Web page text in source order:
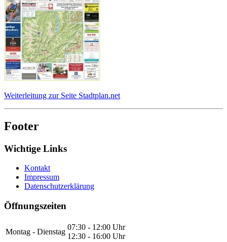
Weiterleitung zur Seite Stadtplan.net
Footer
Wichtige Links
Kontakt
Impressum
Datenschutzerklärung
Öffnungszeiten
Montag - Dienstag
07:30 - 12:00 Uhr
12:30 - 16:00 Uhr